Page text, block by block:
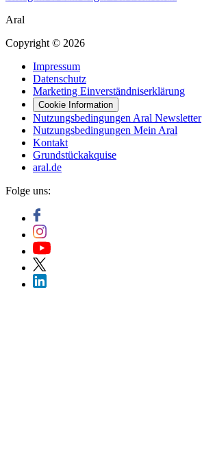
Aral
Copyright © 2026
Impressum
Datenschutz
Marketing Einverständniserklärung
Cookie Information
Nutzungsbedingungen Aral Newsletter
Nutzungsbedingungen Mein Aral
Kontakt
Grundstückakquise
aral.de
Folge uns: